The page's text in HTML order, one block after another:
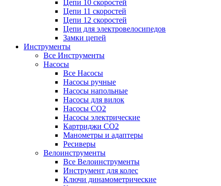
Цепи 10 скоростей
Цепи 11 скоростей
Цепи 12 скоростей
Цепи для электровелосипедов
Замки цепей
Инструменты
Все Инструменты
Насосы
Все Насосы
Насосы ручные
Насосы напольные
Насосы для вилок
Насосы CO2
Насосы электрические
Картриджи CO2
Манометры и адаптеры
Ресиверы
Велоинструменты
Все Велоинструменты
Инструмент для колес
Ключи динамометрические